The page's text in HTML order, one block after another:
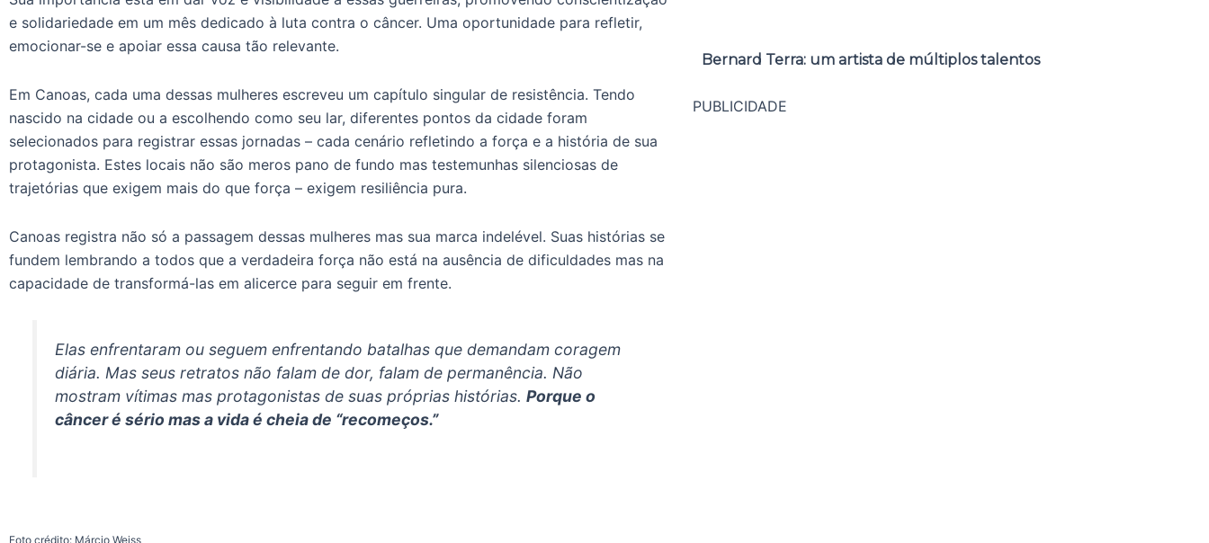
e solidariedade em um mês dedicado à luta contra o câncer. Uma oportunidade para refletir,
emocionar-se e apoiar essa causa tão relevante.
Em Canoas, cada uma dessas mulheres escreveu um capítulo singular de resistência. Tendo
nascido na cidade ou a escolhendo como seu lar, diferentes pontos da cidade foram
selecionados para registrar essas jornadas – cada cenário refletindo a força e a história de sua
protagonista. Estes locais não são meros pano de fundo mas testemunhas silenciosas de
trajetórias que exigem mais do que força – exigem resiliência pura.
Canoas registra não só a passagem dessas mulheres mas sua marca indelével. Suas histórias se
fundem lembrando a todos que a verdadeira força não está na ausência de dificuldades mas na
capacidade de transformá-las em alicerce para seguir em frente.
Elas enfrentaram ou seguem enfrentando batalhas que demandam coragem
diária. Mas seus retratos não falam de dor, falam de permanência. Não
mostram vítimas mas protagonistas de suas próprias histórias.Porque o
câncer é sério mas a vida é cheia de “recomeços.”
Foto crédito: Márcio Weiss
Bernard Terra: um artista de múltiplos talentos
PUBLICIDADE